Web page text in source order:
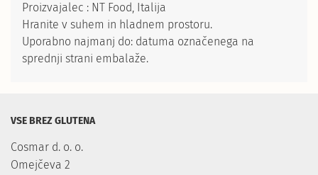
Proizvajalec : NT Food, Italija
Hranite v suhem in hladnem prostoru.
Uporabno najmanj do: datuma označenega na
sprednji strani embalaže.
VSE BREZ GLUTENA
Cosmar d. o. o.
Omejčeva 2